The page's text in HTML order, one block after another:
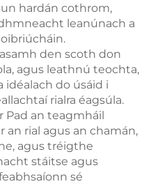
hardán cothrom,
leanúnach a
den scoth don
agus leathnú teochta,
idéalach do úsáid i
rialra éagsúla.
Pad an teagmháil
rial agus an chamán,
agus tréigthe
stáitse agus
sé